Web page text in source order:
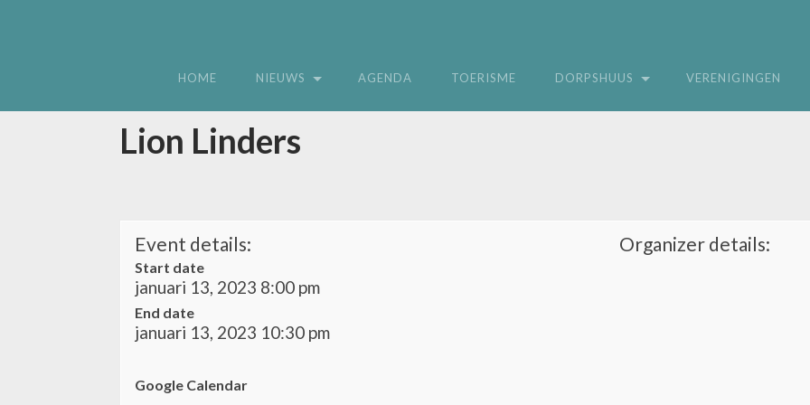
HOME NIEUWS AGENDA TOERISME DORPSHUUS VERENIGINGEN
Lion Linders
Event details:
Start date
januari 13, 2023 8:00 pm
End date
januari 13, 2023 10:30 pm
Google Calendar
Organizer details: